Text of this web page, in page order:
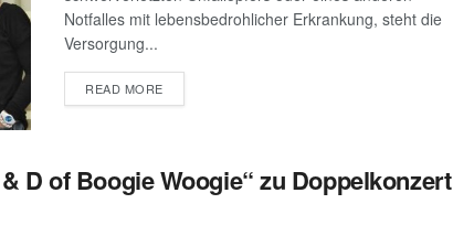
Notfalles mit lebensbedrohlicher Erkrankung, steht die
Versorgung...
READ MOREDETAILS
D of Boogie Woogie“ zu Doppelkonzert